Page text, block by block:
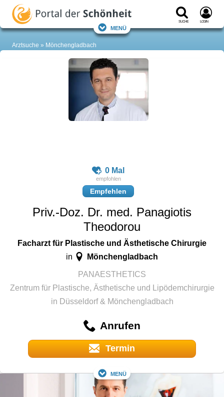
Suche Login
Menü
Arztsuche Mönchengladbach
0 Mal
Empfehlen
Priv.-Doz. Dr. med. Panagiotis
Theodorou
Facharzt für Plastische und Ästhetische Chirurgie
in Mönchengladbach
PANAESTHETICS
Zentrum für Plastische, Ästhetische und Lipödemchirurgie
in Düsseldorf & Mönchengladbach
Anrufen
Termin
Menü